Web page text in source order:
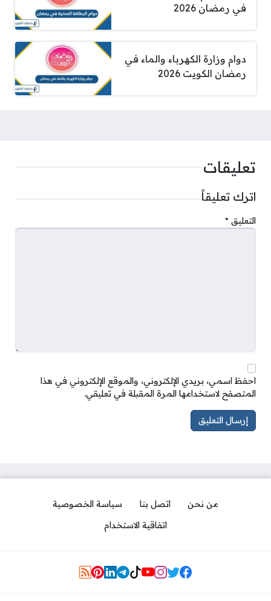
في رمضان 2026
دوام وزارة الكهرباء والماء في
رمضان الكويت 2026
تعليقات
اترك تعليقاً
التعليق *
احفظ اسمي، بريدي الإلكتروني، والموقع الإلكتروني في هذا
المتصفح لاستخدامها المرة المقبلة في تعليقي.
من نحن اتصل بنا
سياسة الخصوصية
اتفاقية الاستخدام
Social Links